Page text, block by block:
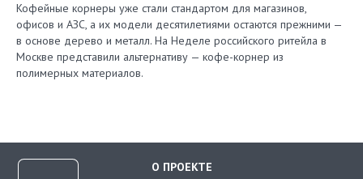
Кофейные корнеры уже стали стандартом для магазинов,
офисов и АЗС, а их модели десятилетиями остаются прежними —
в основе дерево и металл. На Неделе российского ритейла в
Москве представили альтернативу — кофе-корнер из
полимерных материалов.
О ПРОЕКТЕ